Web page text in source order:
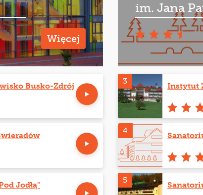
Więcej
Busko-Zdrój
Jodłą"
im. Jana
3
Instytut
4
5